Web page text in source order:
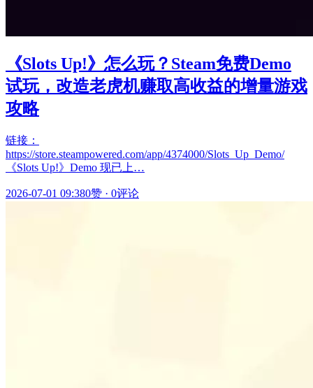
《Slots Up!》怎么玩？Steam免费Demo
试玩，改造老虎机赚取高收益的增量游戏
攻略
链接：
https://store.steampowered.com/app/4374000/Slots_Up_Demo/
《Slots Up!》Demo 现已上…
2026-07-01 09:380赞 · 0评论